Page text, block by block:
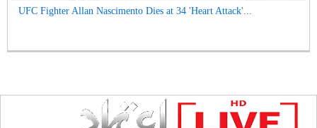
UFC Fighter Allan Nascimento Dies at 34 'Heart Attack'...